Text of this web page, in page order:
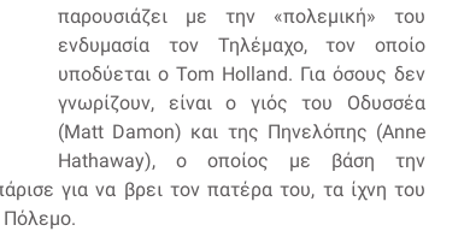
παρουσιάζει με την «πολεμική» του
ενδυμασία τον Τηλέμαχο, τον οποίο
υποδύεται ο Tom Holland. Για όσους δεν
γνωρίζουν, είναι ο γιός του Οδυσσέα
(Matt Damon) και της Πηνελόπης (Anne
Hathaway), ο οποίος με βάση την
για να βρει τον πατέρα του, τα ίχνη του
Πόλεμο.